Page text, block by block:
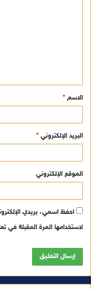
ق
*
الاسم *
البريد الإلكتروني *
الموقع الإلكتروني
احفظ اسمي، بريدي
لاستخدامها المرة المقبلة في